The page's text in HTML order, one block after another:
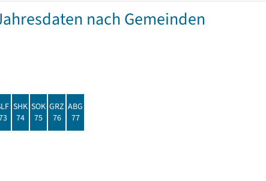
nach Gemeinden
SHK
74
SOK
75
GRZ
76
ABG
77